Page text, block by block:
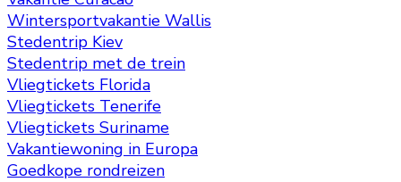
Wintersportvakantie Wallis
Stedentrip Kiev
Stedentrip met de trein
Vliegtickets Florida
Vliegtickets Tenerife
Vliegtickets Suriname
Vakantiewoning in Europa
Goedkope rondreizen